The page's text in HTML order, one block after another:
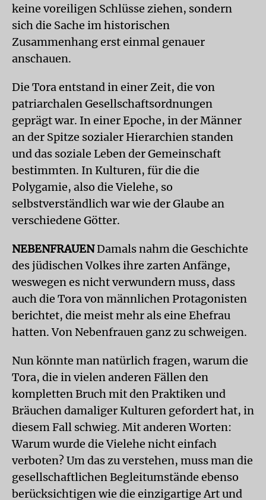
keine voreiligen Schlüsse ziehen, sondern
sich die Sache im historischen
Zusammenhang erst einmal genauer
anschauen.
Die Tora entstand in einer Zeit, die von
patriarchalen Gesellschaftsordnungen
geprägt war. In einer Epoche, in der Männer
an der Spitze sozialer Hierarchien standen
und das soziale Leben der Gemeinschaft
bestimmten. In Kulturen, für die die
Polygamie, also die Vielehe, so
selbstverständlich war wie der Glaube an
verschiedene Götter.
NEBENFRAUENDamals nahm die Geschichte
des jüdischen Volkes ihre zarten Anfänge,
weswegen es nicht verwundern muss, dass
auch die Tora von männlichen Protagonisten
berichtet, die meist mehr als eine Ehefrau
hatten. Von Nebenfrauen ganz zu schweigen.
Nun könnte man natürlich fragen, warum die
Tora, die in vielen anderen Fällen den
kompletten Bruch mit den Praktiken und
Bräuchen damaliger Kulturen gefordert hat, in
diesem Fall schwieg. Mit anderen Worten:
Warum wurde die Vielehe nicht einfach
verboten? Um das zu verstehen, muss man die
gesellschaftlichen Begleitumstände ebenso
berücksichtigen wie die einzigartige Art und